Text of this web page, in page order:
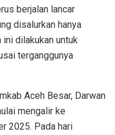
berjalan lancar
disalurkan hanya
ini dilakukan untuk
terganggunya
Aceh Besar, Darwan
mengalir ke
2025. Pada hari